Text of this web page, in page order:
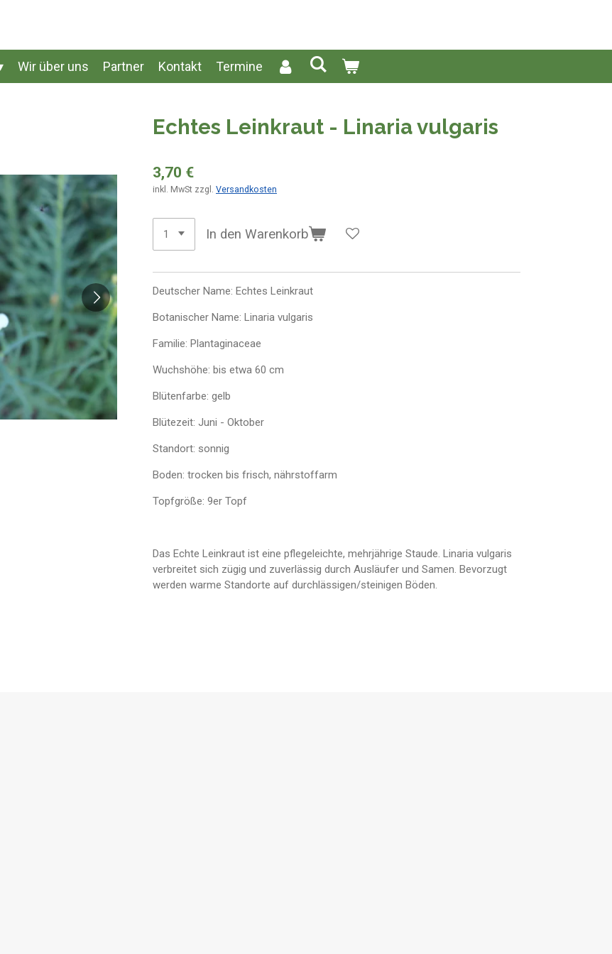
Wir über uns Partner Kontakt Termine
Echtes Leinkraut - Linaria vulgaris
3,70 €
inkl. MwSt zzgl. Versandkosten
In den Warenkorb
Deutscher Name: Echtes Leinkraut
Botanischer Name: Linaria vulgaris
Familie: Plantaginaceae
Wuchshöhe: bis etwa 60 cm
Blütenfarbe: gelb
Blütezeit: Juni - Oktober
Standort: sonnig
Boden: trocken bis frisch, nährstoffarm
Topfgröße: 9er Topf
Das Echte Leinkraut ist eine pflegeleichte, mehrjährige Staude. Linaria vulgaris
verbreitet sich zügig und zuverlässig durch Ausläufer und Samen. Bevorzugt
werden warme Standorte auf durchlässigen/steinigen Böden.